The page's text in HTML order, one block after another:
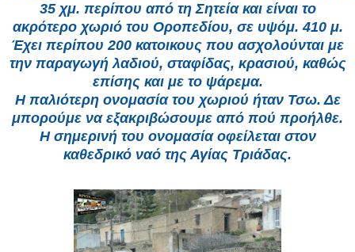
35 χμ. περίπου από τη Σητεία και είναι το
ακρότερο χωριό του Οροπεδίου, σε υψόμ. 410 μ.
Έχει περίπου 200 κατοικους που ασχολούνται με
την παραγωγή λαδιού, σταφίδας, κρασιού, καθώς
επί­σης καιμε το ψάρεμα.
Η παλιότερη ονομασία του χωριού ήταν Τσω. Δε
μπορούμε να εξακριβώσουμε από πού προήλθε.
Η σημερινή του ονομασία οφείλεται στον
καθεδρικό ναό της Αγίας Τριάδας.